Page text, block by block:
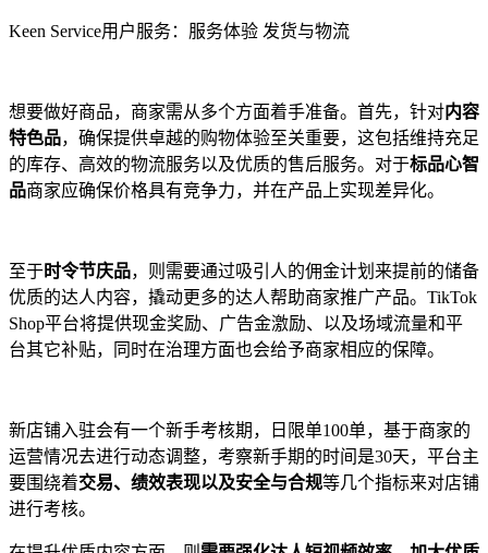
Keen Service用户服务：服务体验 发货与物流
想要做好商品，商家需从多个方面着手准备。首先，针对内容
特色品，确保提供卓越的购物体验至关重要，这包括维持充足
的库存、高效的物流服务以及优质的售后服务。对于标品心智
品商家应确保价格具有竞争力，并在产品上实现差异化。
至于时令节庆品，则需要通过吸引人的佣金计划来提前的储备
优质的达人内容，撬动更多的达人帮助商家推广产品。TikTok
Shop平台将提供现金奖励、广告金激励、以及场域流量和平
台其它补贴，同时在治理方面也会给予商家相应的保障。
新店铺入驻会有一个新手考核期，日限单100单，基于商家的
运营情况去进行动态调整，考察新手期的时间是30天，平台主
要围绕着交易、绩效表现以及安全与合规等几个指标来对店铺
进行考核。